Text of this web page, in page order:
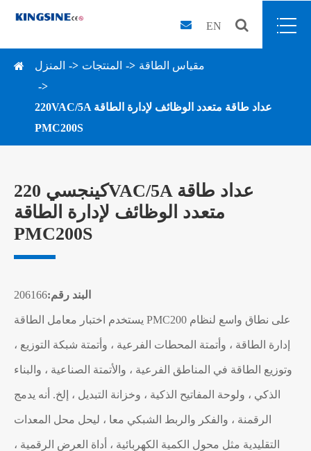
EN
المنزل المنتجات مقياس الطاقة
220VAC/5A عداد طاقة متعدد الوظائف لإدارة الطاقة
PMC200S
كينجسي 220VAC/5A عداد طاقة
متعدد الوظائف لإدارة الطاقة
PMC200S
البند رقم:206166
يستخدم اختبار معامل الطاقة PMC200 على نطاق واسع لنظام
إدارة الطاقة ، وأتمتة المحطات الفرعية ، وأتمتة شبكة التوزيع ،
وتوزيع الطاقة في المناطق الفرعية ، والأتمتة الصناعية ، والبناء
الذكي ، ولوحة المفاتيح الذكية ، وخزانة التبديل ، إلخ. أنه يدمج
الرقمنة ، والفكر والربط الشبكي معا ، ليحل محل المعدات
التقليدية مثل محول الكمية الكهربائية ، أداة العرض الرقمية ،